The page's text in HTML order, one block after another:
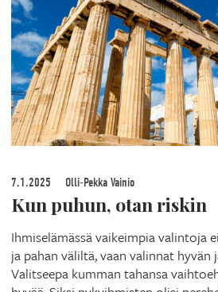
7.1.2025 Olli-Pekka Vainio
Kun puhun, otan riskin
Ihmiselämässä vaikeimpia valintoja
ja pahan väliltä, vaan valinnat hyvän
Valitseepa kumman tahansa